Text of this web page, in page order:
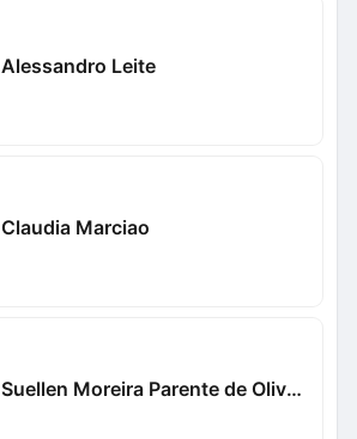
Alessandro Leite
Claudia Marciao
Suellen Moreira Parente de Oliveira